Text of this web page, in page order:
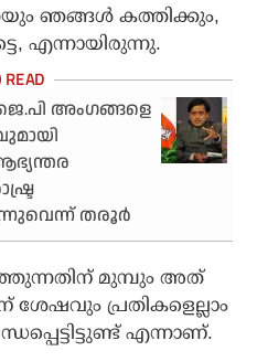
ഞങ്ങള്‍ കത്തിക്കും,
എന്നായിരുന്നു.
അംഗങ്ങളെ
തരൂര്‍
മുമ്പും അത്
പ്രതികളെല്ലാം
എന്നാണ്.